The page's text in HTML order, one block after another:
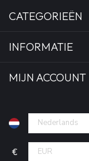
CATEGORIEËN
INFORMATIE
MIJN ACCOUNT
€